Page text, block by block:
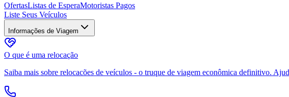
OfertasListas de EsperaMotoristas Pagos
Liste Seus Veículos
Informações de Viagem
O que é uma relocação
Saiba mais sobre relocacões de veículos - o truque de viagem econômica definitivo.